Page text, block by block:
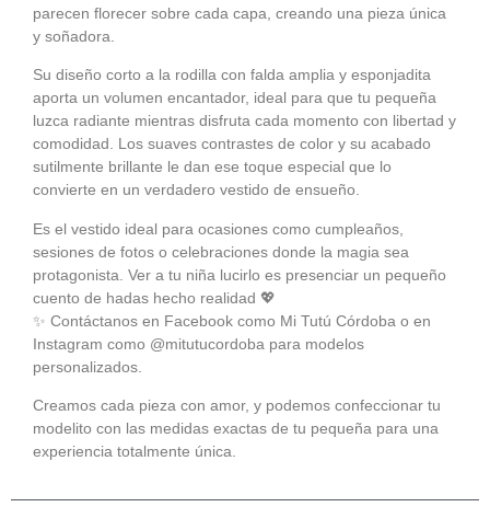
parecen florecer sobre cada capa, creando una pieza única
y soñadora.
Su diseño corto a la rodilla con falda amplia y esponjadita
aporta un volumen encantador, ideal para que tu pequeña
luzca radiante mientras disfruta cada momento con libertad y
comodidad. Los suaves contrastes de color y su acabado
sutilmente brillante le dan ese toque especial que lo
convierte en un verdadero vestido de ensueño.
Es el vestido ideal para ocasiones como cumpleaños,
sesiones de fotos o celebraciones donde la magia sea
protagonista. Ver a tu niña lucirlo es presenciar un pequeño
cuento de hadas hecho realidad 💖
✨ Contáctanos en Facebook como Mi Tutú Córdoba o en
Instagram como @mitutucordoba para modelos
personalizados.
Creamos cada pieza con amor, y podemos confeccionar tu
modelito con las medidas exactas de tu pequeña para una
experiencia totalmente única.